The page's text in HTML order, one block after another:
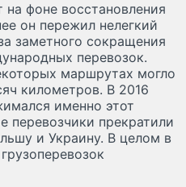
фоне восстановления
он пережил нелегкий
заметного сокращения
перевозок.
маршрутах могло
километров. В 2016
именно этот
перевозчики прекратили
и Украину. В целом в